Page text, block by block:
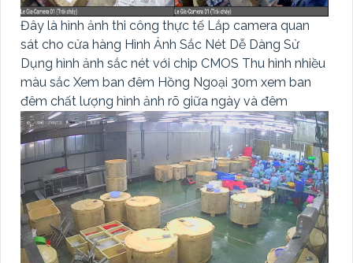
Đây là hình ảnh thi công thực tế Lắp camera quan
sát cho cửa hàng Hình Ảnh Sắc Nét Dễ Dàng Sử
Dụng hình ảnh sắc nét với chip CMOS Thu hình nhiều
màu sắc Xem ban đêm Hồng Ngoại 30m xem ban
đêm chất lượng hình ảnh rõ giữa ngày và đêm